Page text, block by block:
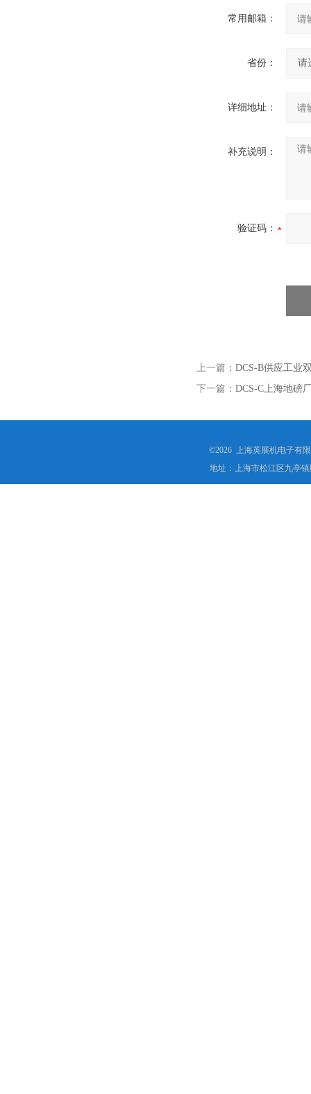
常用邮箱：
省份：
详细地址：
补充说明：
验证码：
上一篇： DCS-B供应工业
下一篇： DCS-C上海地磅
©2026 上海英展机电子有
地址：上海市松江区九亭镇